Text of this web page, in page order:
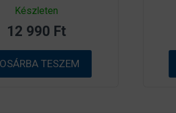
0
a
5
b
ő
l
Készleten
12 990 Ft
TESZEM